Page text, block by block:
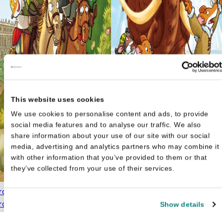
This website uses cookies
We use cookies to personalise content and ads, to provide
social media features and to analyse our traffic. We also
share information about your use of our site with our social
media, advertising and analytics partners who may combine it
with other information that you’ve provided to them or that
they’ve collected from your use of their services.
Show details
Stilton
Stilton - De
Geronimo Stilton strip- Terug
naar de IJstijd € 7,99